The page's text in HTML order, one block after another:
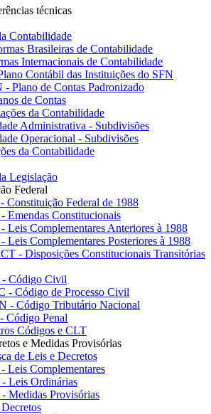
técnicas
Contabilidade
Brasileiras de Contabilidade
Internacionais de Contabilidade
Contábil das Instituições do SFN
Plano de Contas Padronizado
de Contas
da Contabilidade
Administrativa - Subdivisões
Operacional - Subdivisões
da Contabilidade
Legislação
Federal
Constituição Federal de 1988
Emendas Constitucionais
Leis Complementares Anteriores à 1988
Leis Complementares Posteriores à 1988
- Disposições Constitucionais Transitórias
- Código Civil
- Código de Processo Civil
- Código Tributário Nacional
Código Penal
Códigos e CLT
e Medidas Provisórias
de Leis e Decretos
Leis Complementares
Leis Ordinárias
Medidas Provisórias